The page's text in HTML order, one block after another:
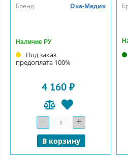
Бренд
Ока-Медик
Наличие РУ
Под заказ
предоплата 100%
4 160 ₽
- Количество+
В корзину